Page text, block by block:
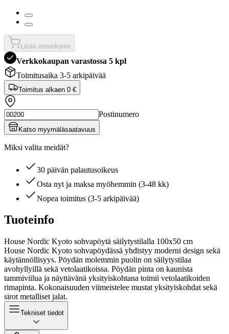
Lisää ostoskoriin
Verkkokaupan varastossa 5 kpl
Toimitusaika 3-5 arkipäivää
Toimitus alkaen 0 €
Postinumero
Katso myymäläsaatavuus
Miksi valita meidät?
30 päivän palautusoikeus
Osta nyt ja maksa myöhemmin (3-48 kk)
Nopea toimitus (3-5 arkipäivää)
Tuoteinfo
House Nordic Kyoto sohvapöytä säilytystilalla 100x50 cm
House Nordic Kyoto sohvapöydässä yhdistyy moderni design sekä
käytännöllisyys. Pöydän molemmin puolin on säilytystilaa
avohyllyillä sekä vetolaatikoissa. Pöydän pinta on kaunista
tammiviilua ja näyttävänä yksityiskohtana toimii vetolaatikoiden
rimapinta. Kokonaisuuden viimeistelee mustat yksityiskohdat sekä
sirot metalliset jalat.
Tekniset tiedot